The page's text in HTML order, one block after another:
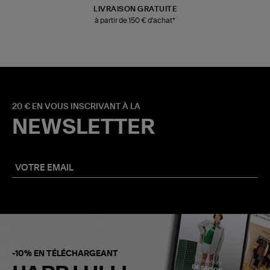
LIVRAISON GRATUITE
à partir de 150 € d'achat*
20 € EN VOUS INSCRIVANT À LA
NEWSLETTER
-10% EN TÉLÉCHARGEANT